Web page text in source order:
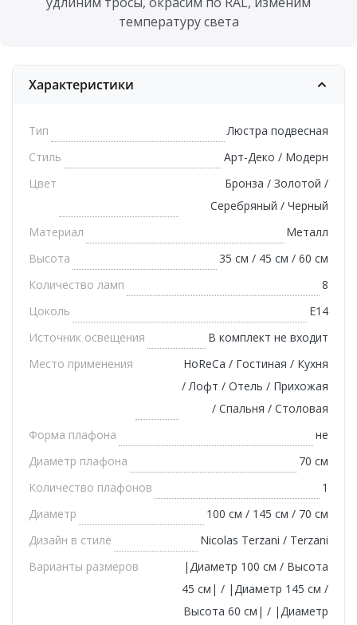
температуру света
Характеристики
Тип
Люстра подвесная
Стиль
Арт-Деко / Модерн
Цвет
Бронза / Золотой /
Серебряный / Черный
Материал
Металл
Высота
35 см / 45 см / 60 см
Количество ламп
8
Цоколь
E14
Источник освещения
В комплект не входит
Место применения
HoReCa / Гостиная / Кухня
/ Лофт / Отель / Прихожая
/ Спальня / Столовая
Форма плафона
не
Диаметр плафона
70 см
Количество плафонов
1
Диаметр
100 см / 145 см / 70 см
Дизайн в стиле
Nicolas Terzani / Terzani
Варианты размеров
|Диаметр 100 см / Высота
45 см| / |Диаметр 145 см /
Высота 60 см| / |Диаметр